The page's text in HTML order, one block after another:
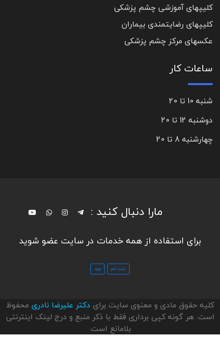
کلیپهای آموزشی چشم پزشکی
کلیپهای رضایتمندی بیماران
عکسهای مرکز چشم پزشکی
ساعات کار
شنبه 10 تا 20
دوشنبه 12 تا 20
چهارشنبه 8 تا 20
مارا دنبال کنید :
برای استفاده از همه خدمات در سایت عضو شوید
کلیه حقوق مادی و معنوی سایت برای دکتر علیرضا نادری محفوظ
است. هر گونه کپی برداری فقط با ذکر منبع و درج لینک اینترنتی
بلامانع است.